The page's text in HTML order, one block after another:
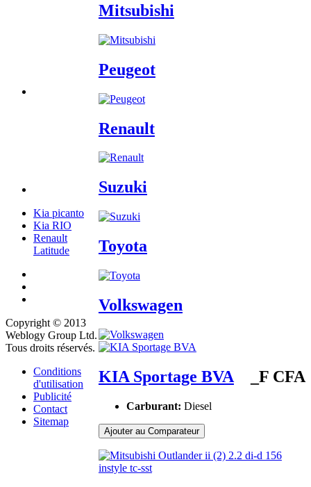
Mitsubishi
Peugeot
Renault
Suzuki
Toyota
Volkswagen
KIA Sportage BVA _F CFA
Carburant: Diesel
Ajouter au Comparateur
Kia picanto
Kia RIO
Renault
Latitude
Copyright © 2013
Weblogy Group Ltd.
Tous droits réservés.
Conditions
d'utilisation
Publicité
Contact
Sitemap